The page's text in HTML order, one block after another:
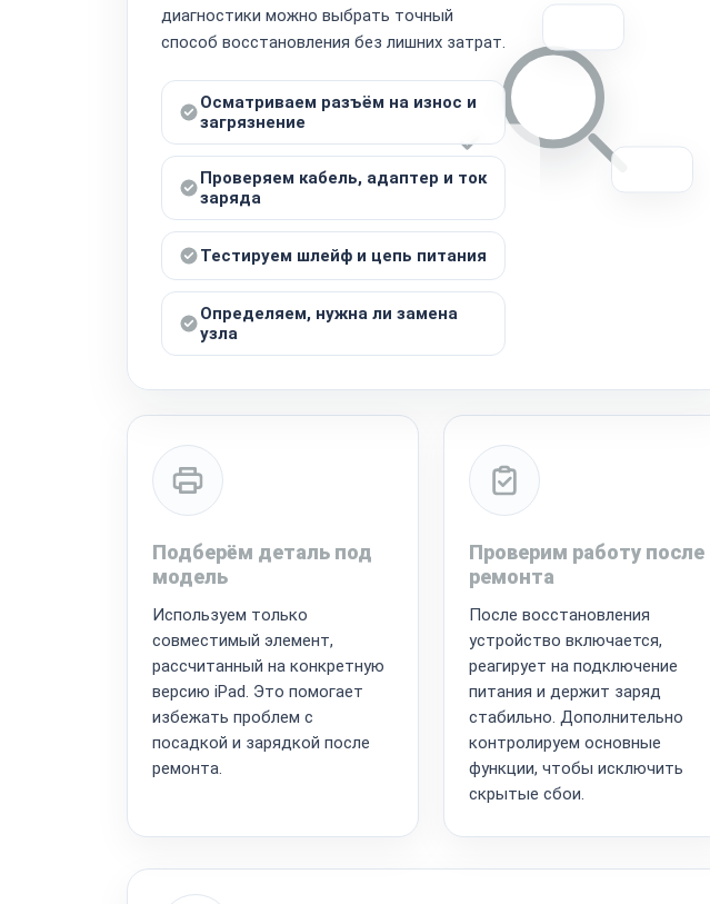
диагностики можно выбрать точный
способ восстановления без лишних затрат.
Осматриваем разъём на износ и
загрязнение
Проверяем кабель, адаптер и ток
заряда
Тестируем шлейф и цепь питания
Определяем, нужна ли замена
узла
Подберём деталь под
модель
Используем только
совместимый элемент,
рассчитанный на конкретную
версию iPad. Это помогает
избежать проблем с
посадкой и зарядкой после
ремонта.
Проверим работу после
ремонта
После восстановления
устройство включается,
реагирует на подключение
питания и держит заряд
стабильно. Дополнительно
контролируем основные
функции, чтобы исключить
скрытые сбои.